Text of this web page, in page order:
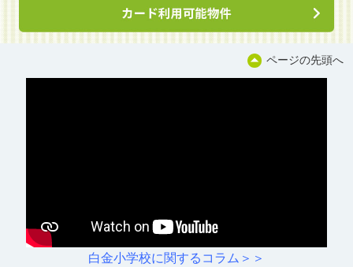
ページの先頭へ
白金小学校に関するコラム＞＞